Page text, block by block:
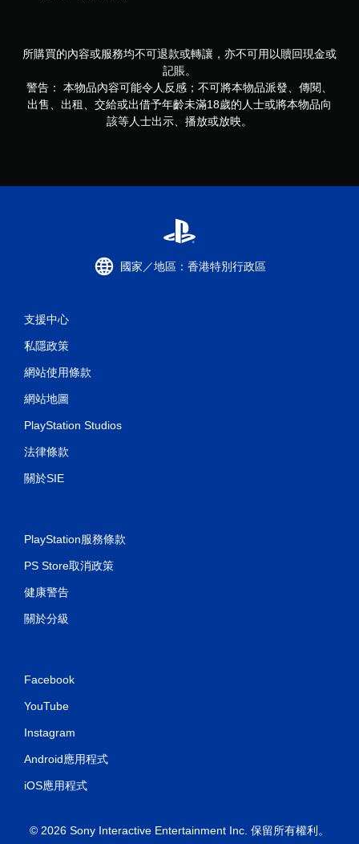
所購買的內容或服務均不可退款或轉讓，亦不可用以贖回現金或
記賬。
警告： 本物品內容可能令人反感；不可將本物品派發、傳閱、
出售、出租、交給或出借予年齡未滿18歲的人士或將本物品向
該等人士出示、播放或放映。
國家／地區：香港特別行政區
支援中心
私隱政策
網站使用條款
網站地圖
PlayStation Studios
法律條款
關於SIE
PlayStation服務條款
PS Store取消政策
健康警告
關於分級
Facebook
YouTube
Instagram
Android應用程式
iOS應用程式
© 2026 Sony Interactive Entertainment Inc. 保留所有權利。